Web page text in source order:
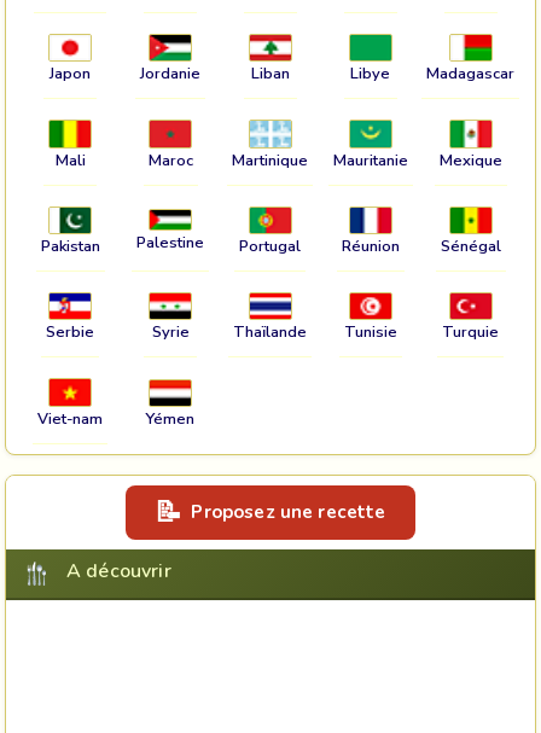
Japon Jordanie Liban Libye Madagascar
Mali Maroc Martinique Mauritanie Mexique
Pakistan Palestine Portugal Réunion Sénégal
Serbie Syrie Thaïlande Tunisie Turquie
Viet-nam Yémen
Proposez une recette
A découvrir